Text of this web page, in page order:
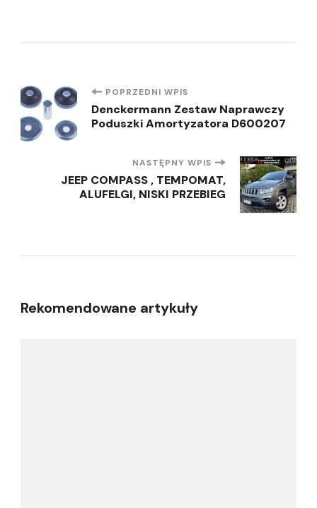
Nawigacja
wpisu
POPRZEDNI WPIS
Denckermann Zestaw Naprawczy
Poduszki Amortyzatora D600207
NASTĘPNY WPIS
JEEP COMPASS , TEMPOMAT,
ALUFELGI, NISKI PRZEBIEG
Rekomendowane artykuły